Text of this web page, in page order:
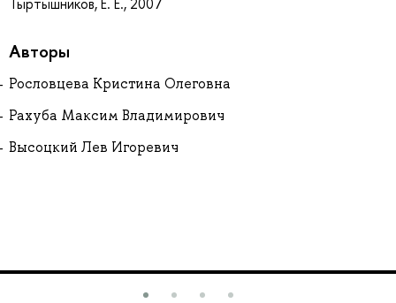
Авторы
Рословцева Кристина Олеговна
Рахуба Максим Владимирович
Высоцкий Лев Игоревич